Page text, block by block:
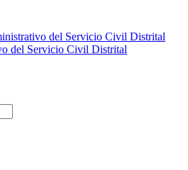
del Servicio Civil Distrital